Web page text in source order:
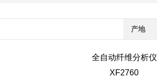
产地
全自动纤维分析仪
XF2760